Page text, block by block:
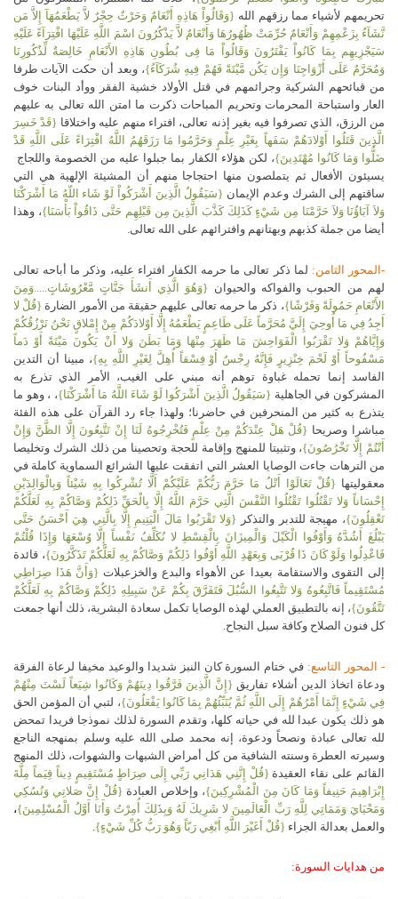
تحريمهم لأشياء مما رزقهم الله {وَقَالُواْ هَاذِهِ أَنْعَامٌ وَحَرْثٌ حِجْرٌ لاَّ يَطْعَمُهَآ إِلاَّ مَن
نَّشَآءُ بِزَعْمِهِمْ وَأَنْعَامٌ حُرِّمَتْ ظُهُورُهَا وَأَنْعَامٌ لاَّ يَذْكُرُونَ اسْمَ اللَّهِ عَلَيْهَا افْتِرَآءً عَلَيْهِ
سَيَجْزِيهِم بِمَا كَانُواْ يَفْتَرُونَ وَقَالُواْ مَا فِى بُطُونِ هَاذِهِ الأَنْعَامِ خَالِصَةٌ لِّذُكُورِنَا
وَمُحَرَّمٌ عَلَى أَزْوَاجِنَا وَإِن يَكُن مَّيْتَةً فَهُمْ فِيهِ شُرَكَآءُ}، وبعد أن حكت الآيات طرفا
من قبائحهم الشركية وجرائمهم في قتل الأولاد خشية الفقر ووأد البنات خوف
العار واستباحة المحرمات وتحريم المباحات ذكرت ما امتن الله تعالى به عليهم
من الرزق، الذي تصرفوا فيه بغير إذنه تعالى، افتراء منهم عليه واختلاقا {قَدْ خَسِرَ
الَّذِينَ قَتَلُوا أَوْلادَهُمْ سَفَهاً بِغَيْرِ عِلْمٍ وَحَرَّمُوا مَا رَزَقَهُمُ اللَّهُ افْتِرَاءً عَلَى اللَّهِ قَدْ
ضَلُّوا وَمَا كَانُوا مُهْتَدِينَ}، لكن هؤلاء الكفار بما جبلوا عليه من الخصومة واللجاج
يسيئون الأفعال ثم يتملصون منها احتجاجا منهم أن المشيئة الإلهية هي التي
ساقتهم إلى الشرك وعدم الإيمان {سَيَقُولُ الَّذِينَ أَشْرَكُواْ لَوْ شَاء اللّهُ مَا أَشْرَكْنَا
وَلاَ آبَاؤُنَا وَلاَ حَرَّمْنَا مِن شَيْءٍ كَذَلِكَ كَذَّبَ الَّذِينَ مِن قَبْلِهِم حَتَّى ذَاقُواْ بَأْسَنَا}، وهذا
أيضا من جملة كذبهم وبهتانهم وافترائهم على الله تعالى.
-المحور الثامن: لما ذكر تعالى ما حرمه الكفار افتراء عليه، وذكر ما أباحه تعالى
لهم من الحبوب والفواكه والحيوان {وَهُوَ الَّذِي أَنشَأَ جَنَّاتٍ مَّعْرُوشَاتٍ.....وَمِنَ
الأَنْعَامِ حَمُولَةً وَفَرْشًا}، ذكر ما حرمه تعالى عليهم حقيقة من الأمور الضارة {قُلْ لا
أَجِدُ فِي مَا أُوحِيَ إِلَيَّ مُحَرَّماً عَلَى طَاعِمٍ يَطْعَمُهُ إِلَّا أَوْلادَكُمْ مِنْ إِمْلاقٍ نَحْنُ نَرْزُقُكُمْ
وَإِيَّاهُمْ وَلا تَقْرَبُوا الْفَوَاحِشَ مَا ظَهَرَ مِنْهَا وَمَا بَطَنَ وَلا أَنْ يَكُونَ مَيْتَةً أَوْ دَماً
مَسْفُوحاً أَوْ لَحْمَ خِنْزِيرٍ فَإِنَّهُ رِجْسٌ أَوْ فِسْقاً أُهِلَّ لِغَيْرِ اللَّهِ بِهِ}، مبينا أن التدين
الفاسد إنما تحمله غباوة توهم أنه مبني على الغيب، الأمر الذي تذرع به
المشركون في الجاهلية {سَيَقُولُ الَّذِينَ أَشْرَكُوا لَوْ شَاءَ اللَّهُ مَا أَشْرَكْنَا}، ، وهو ما
يتذرع به كثير من المنحرفين في حاضرنا؛ ولهذا جاء رد القرآن على هذه الفئة
مباشرا وصريحا {قُلْ هَلْ عِنْدَكُمْ مِنْ عِلْمٍ فَتُخْرِجُوهُ لَنَا إِنْ تَتَّبِعُونَ إِلَّا الظَّنَّ وَإِنْ
أَنْتُمْ إِلَّا تَخْرُصُونَ}، وتثبيتا للمنهج وإقامة للحجة وتحصينا من ذلك الشرك وتخليصا
من الترهات جاءت الوصايا العشر التي اتفقت عليها الشرائع السماوية كاملة في
معقوليتها {قُلْ تَعَالَوْا أَتْلُ مَا حَرَّمَ رَبُّكُمْ عَلَيْكُمْ أَلَّا تُشْرِكُوا بِهِ شَيْئاً وَبِالْوَالِدَيْنِ
إِحْسَاناً وَلا تَقْتُلُوا تَقْتُلُوا النَّفْسَ الَّتِي حَرَّمَ اللَّهُ إِلَّا بِالْحَقِّ ذَلِكُمْ وَصَّاكُمْ بِهِ لَعَلَّكُمْ
تَعْقِلُونَ}، مهيجة للتدبر والتذكر {وَلا تَقْرَبُوا مَالَ الْيَتِيمِ إِلَّا بِالَّتِي هِيَ أَحْسَنُ حَتَّى
يَبْلُغَ أَشُدَّهُ وَأَوْفُوا الْكَيْلَ وَالْمِيزَانَ بِالْقِسْطِ لا نُكَلِّفُ نَفْساً إِلَّا وُسْعَهَا وَإِذَا قُلْتُمْ
فَاعْدِلُوا وَلَوْ كَانَ ذَا قُرْبَى وَبِعَهْدِ اللَّهِ أَوْفُوا ذَلِكُمْ وَصَّاكُمْ بِهِ لَعَلَّكُمْ تَذَكَّرُونَ}، قائدة
إلى التقوى والاستقامة بعيدا عن الأهواء والبدع والخزعبلات {وَأَنَّ هَذَا صِرَاطِي
مُسْتَقِيماً فَاتَّبِعُوهُ وَلا تَتَّبِعُوا السُّبُلَ فَتَفَرَّقَ بِكُمْ عَنْ سَبِيلِهِ ذَلِكُمْ وَصَّاكُمْ بِهِ لَعَلَّكُمْ
تَتَّقُونَ}، إنه بالتطبيق العملي لهذه الوصايا تكمل سعادة البشرية، ذلك أنها جمعت
كل فنون الصلاح وكافة سبل النجاح.
- المحور التاسع: في ختام السورة كان النبز شديدا والوعيد مخيفا لرعاة الفرقة
ودعاة اتخاذ الدين أشلاء تفاريق {إِنَّ الَّذِينَ فَرَّقُوا دِينَهُمْ وَكَانُوا شِيَعاً لَسْتَ مِنْهُمْ
فِي شَيْءٍ إِنَّمَا أَمْرُهُمْ إِلَى اللَّهِ ثُمَّ يُنَبِّئُهُمْ بِمَا كَانُوا يَفْعَلُونَ}، لتبي أن المؤمن الحق
هو ذلك يكون عبدا لله في حياته كلها، وتقدم السورة لذلك نموذجا فريدا تمحض
لله تعالى عبادة ونصحاً ودعوة، إنه محمد صلى الله عليه وسلم بمنهجه الناجع
وسيرته العطرة وسنته الشافية من كل أمراض الشبهات والشهوات، ذلك المنهج
القائم على نقاء العقيدة {قُلْ إِنَّنِي هَدَانِي رَبِّي إِلَى صِرَاطٍ مُسْتَقِيمٍ دِيناً قِيَماً مِلَّةَ
إِبْرَاهِيمَ حَنِيفاً وَمَا كَانَ مِنَ الْمُشْرِكِينَ}، وإخلاص العبادة {قُلْ إِنَّ صَلاتِي وَنُسُكِي
وَمَحْيَايَ وَمَمَاتِي لِلَّهِ رَبِّ الْعَالَمِينَ لا شَرِيكَ لَهُ وَبِذَلِكَ أُمِرْتُ وَأَنَا أَوَّلُ الْمُسْلِمِينَ}،
والعمل بعدالة الجزاء {قُلْ أَغَيْرَ اللَّهِ أَبْغِي رَبّاً وَهُوَ رَبُّ كُلِّ شَيْءٍ}
من هدايات السورة: